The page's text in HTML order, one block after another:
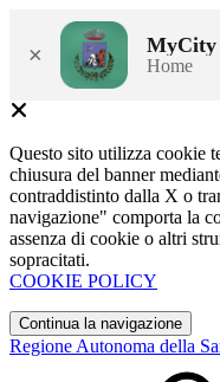
× MyCity
Home
Questo sito utilizza cookie
chiusura del banner
contraddistinto dalla X o
navigazione" comporta la
assenza di cookie o altri
sopracitati.
COOKIE POLICY
Continua la navigazione
Regione Autonoma della